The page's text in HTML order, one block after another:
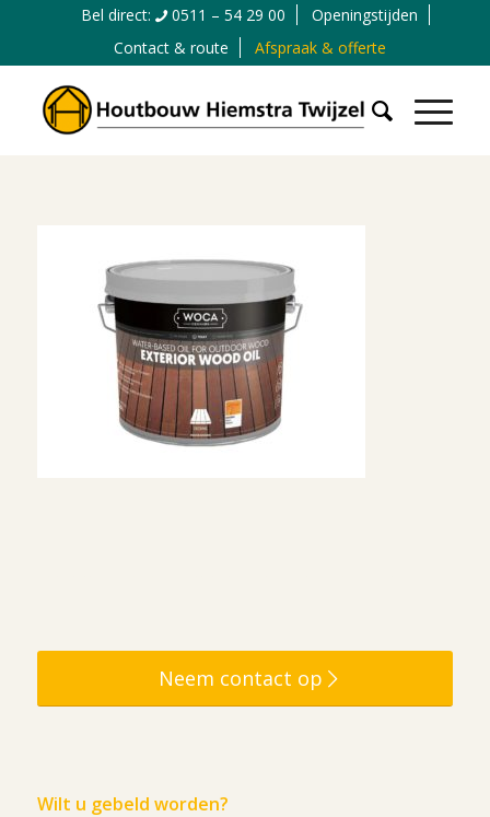
Bel direct: 0511 – 54 29 00
Openingstijden
Contact & route
Afspraak & offerte
Neem contact op
Wilt u gebeld worden?